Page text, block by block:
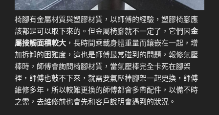
椅腳有金屬材質與塑膠材質，以師傅的經驗，塑膠椅腳應
該都是可以取下來的。但金屬椅腳就不一定了，它們因金
屬接觸面積較大 ，長時間乘載身體重量而鑲嵌在一起，增
加拆卸的困難度，這也是師傅最常碰到的問題，報修氣壓
棒時，師傅會詢問椅腳材質，當氣壓棒完全卡死在腳架
裡，師傅也敲不下來，就需要氣壓棒腳架一起更換，師傅
維修多年，所以較難更換的師傅都會多帶配件，以備不時
之需，去維修前也會先和客戶說明會遇到的狀況。